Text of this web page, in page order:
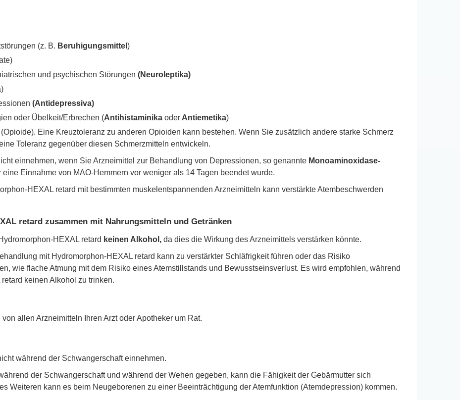
(z. B. Beruhigungsmittel )
und psychischen Störungen (Neuroleptika)
(Antidepressiva)
oder Übelkeit/Erbrechen (Antihistaminika oder Antiemetika)
(Opioide). Eine Kreuztoleranz zu anderen Opioiden kann bestehen. Wenn Sie zusätzlich andere starke Schmerz
Toleranz gegenüber diesen Schmerzmitteln entwickeln.
einnehmen, wenn Sie Arzneimittel zur Behandlung von Depressionen, so genannte Monoaminoxidase-
Einnahme von MAO-Hemmern vor weniger als 14 Tagen beendet wurde.
HEXAL retard mit bestimmten muskelentspannenden Arzneimitteln kann verstärkte Atembeschwerden
retard zusammen mit Nahrungsmitteln und Getränken
HEXAL retard keinen Alkohol, da dies die Wirkung des Arzneimittels verstärken könnte.
mit Hydromorphon-HEXAL retard kann zu verstärkter Schläfrigkeit führen oder das Risiko
wie flache Atmung mit dem Risiko eines Atemstillstands und Bewusstseinsverlust. Es wird empfohlen, während
keinen Alkohol zu trinken.
allen Arzneimitteln Ihren Arzt oder Apotheker um Rat.
während der Schwangerschaft einnehmen.
der Schwangerschaft und während der Wehen gegeben, kann die Fähigkeit der Gebärmutter sich
Weiteren kann es beim Neugeborenen zu einer Beeinträchtigung der Atemfunktion (Atemdepression) kommen.